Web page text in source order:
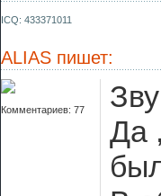
ICQ: 433371011
ALIAS пишет:
Комментариев: 77
Да